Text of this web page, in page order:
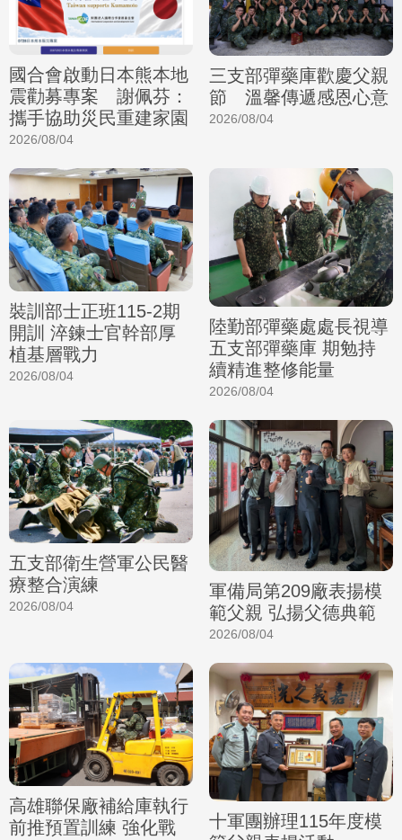
國合會啟動日本熊本地
震勸募專案 謝佩芬：
攜手協助災民重建家園
2026/08/04
三支部彈藥庫歡慶父親
節 溫馨傳遞感恩心意
2026/08/04
裝訓部士正班115-2期
開訓 淬鍊士官幹部厚
植基層戰力
2026/08/04
陸勤部彈藥處處長視導
五支部彈藥庫 期勉持
續精進整修能量
2026/08/04
五支部衛生營軍公民醫
療整合演練
2026/08/04
軍備局第209廠表揚模
範父親 弘揚父德典範
2026/08/04
高雄聯保廠補給庫執行
前推預置訓練 強化戰
十軍團辦理115年度模